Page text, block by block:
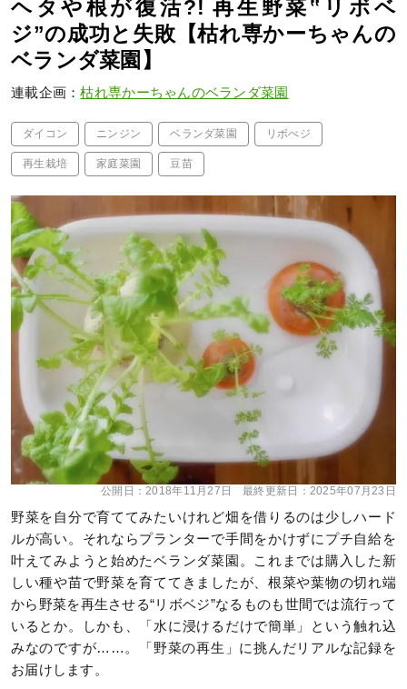
ヘタや根が復活?! 再生野菜‟リボベ
ジ”の成功と失敗【枯れ専かーちゃんの
ベランダ菜園】
連載企画：枯れ専かーちゃんのベランダ菜園
ダイコン ニンジン ベランダ菜園 リボべジ
再生栽培 家庭菜園 豆苗
公開日：2018年11月27日 最終更新日： 2025年07月23日
野菜を自分で育ててみたいけれど畑を借りるのは少しハード
ルが高い。それならプランターで手間をかけずにプチ自給を
叶えてみようと始めたベランダ菜園。これまでは購入した新
しい種や苗で野菜を育ててきましたが、根菜や葉物の切れ端
から野菜を再生させる“リボベジ”なるものも世間では流行って
いるとか。しかも、「水に浸けるだけで簡単」という触れ込
みなのですが……。「野菜の再生」に挑んだリアルな記録を
お届けします。